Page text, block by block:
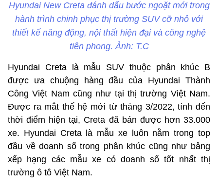
Hyundai New Creta đánh dấu bước ngoặt mới trong
hành trình chinh phục thị trường SUV cỡ nhỏ với
thiết kế năng động, nội thất hiện đại và công nghệ
tiên phong. Ảnh: T.C
Hyundai Creta là mẫu SUV thuộc phân khúc B
được ưa chuộng hàng đầu của Hyundai Thành
Công Việt Nam cũng như tại thị trường Việt Nam.
Được ra mắt thế hệ mới từ tháng 3/2022, tính đến
thời điểm hiện tại, Creta đã bán được hơn 33.000
xe. Hyundai Creta là mẫu xe luôn nằm trong top
đầu về doanh số trong phân khúc cũng như bảng
xếp hạng các mẫu xe có doanh số tốt nhất thị
trường ô tô Việt Nam.